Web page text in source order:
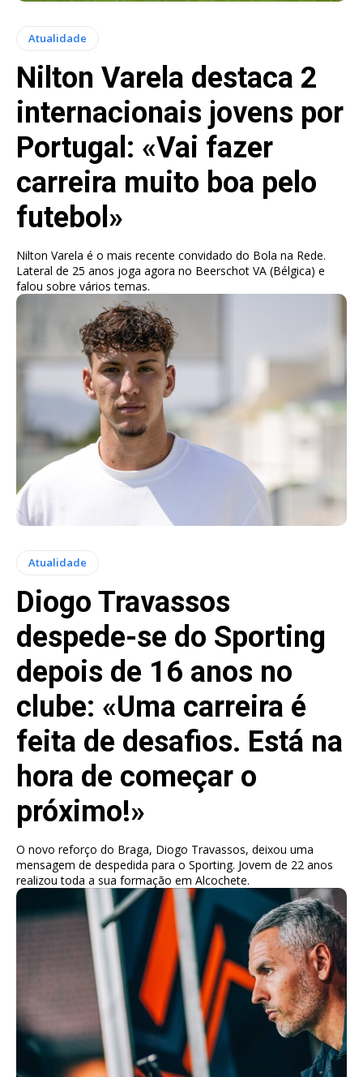
Atualidade
Nilton Varela destaca 2
internacionais jovens por
Portugal: «Vai fazer
carreira muito boa pelo
futebol»
Nilton Varela é o mais recente convidado do Bola na Rede.
Lateral de 25 anos joga agora no Beerschot VA (Bélgica) e
falou sobre vários temas.
Atualidade
Diogo Travassos
despede-se do Sporting
depois de 16 anos no
clube: «Uma carreira é
feita de desafios. Está na
hora de começar o
próximo!»
O novo reforço do Braga, Diogo Travassos, deixou uma
mensagem de despedida para o Sporting. Jovem de 22 anos
realizou toda a sua formação em Alcochete.